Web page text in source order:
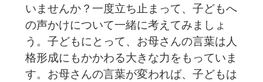
いませんか？一度立ち止まって、子どもへ
の声かけについて一緒に考えてみましょ
う。子どもにとって、お母さんの言葉は人
格形成にもかかわる大きな力をもっていま
す。お母さんの言葉が変われば、子どもは